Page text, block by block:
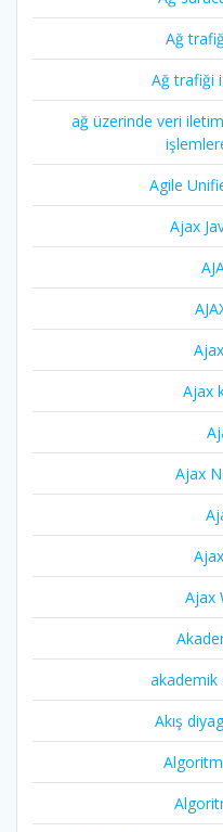
Ağ
Ağ trafiği
ağ üzerinde veri
Agile
Ajax
Ajax
Ajax
Ajax
akademik
Akış